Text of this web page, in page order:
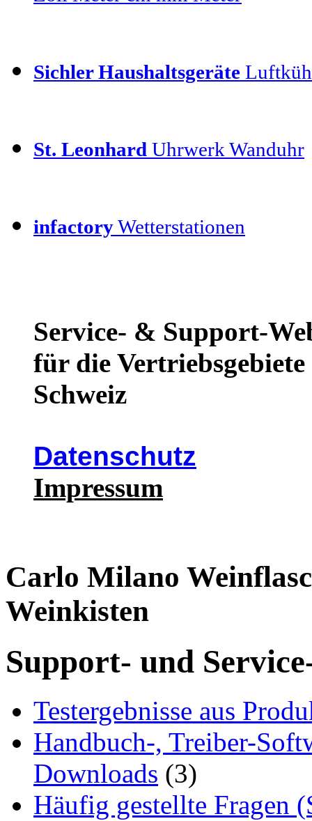
Sichler Haushaltsgeräte
St. Leonhard Uhrwerk Wanduhr
infactoryWetterstationen
Service- & Support-
für die
Schweiz
Datenschutz
Impressum
Carlo Milano
Weinkisten
Support- und
Testergebnisse aus
Handbuch-, Treiber-
Downloads (3)
Häufig gestellte Fragen